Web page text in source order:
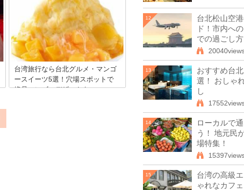
の首都 台北にはパワースポットが数多く
あります。 旅行に行った際には是非とも
立ち寄り、不思議な力に身をゆだねてみ
てはいかがでしょうか？
台湾旅行なら台北グルメ・マンゴ
ースイーツ5選！穴場スポットで
絶品マンゴーデザートを
12
台北松山空
ド！市内へ
での過ごし方
13
おすすめ台
選！ おしゃ
し
14
ローカルで
う！ 地元民
場特集！
15
台湾の高級
ゃれなカフ